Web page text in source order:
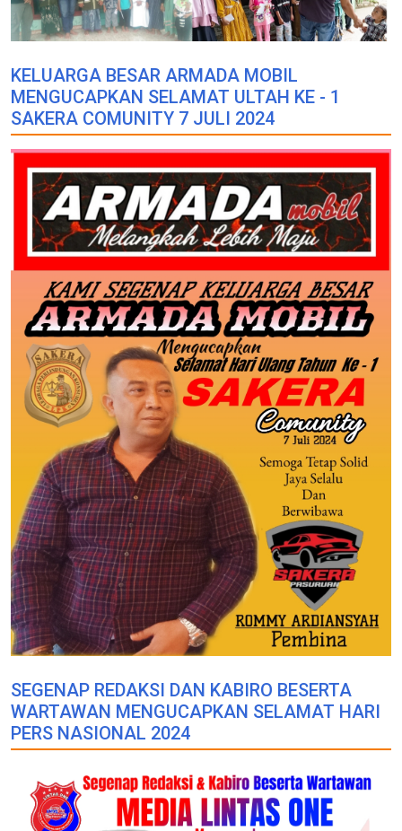
KELUARGA BESAR ARMADA MOBIL
MENGUCAPKAN SELAMAT ULTAH KE - 1
SAKERA COMUNITY 7 JULI 2024
SEGENAP REDAKSI DAN KABIRO BESERTA
WARTAWAN MENGUCAPKAN SELAMAT HARI
PERS NASIONAL 2024